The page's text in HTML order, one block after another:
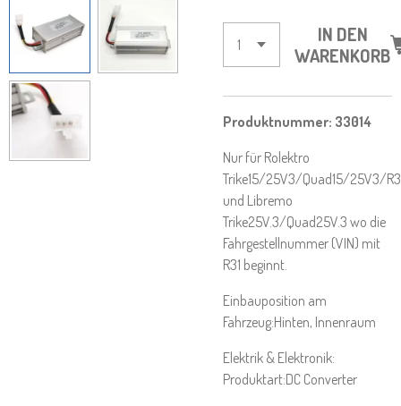
IN DEN
WARENKORB
Produktnummer: 33014
Nur für Rolektro
Trike15/25V3/Quad15/25V3/
und Libremo
Trike25V.3/Quad25V.3 wo die
Fahrgestellnummer (VIN) mit
R31 beginnt.
Einbauposition am
Fahrzeug:Hinten, Innenraum
Elektrik & Elektronik:
Produktart:DC Converter